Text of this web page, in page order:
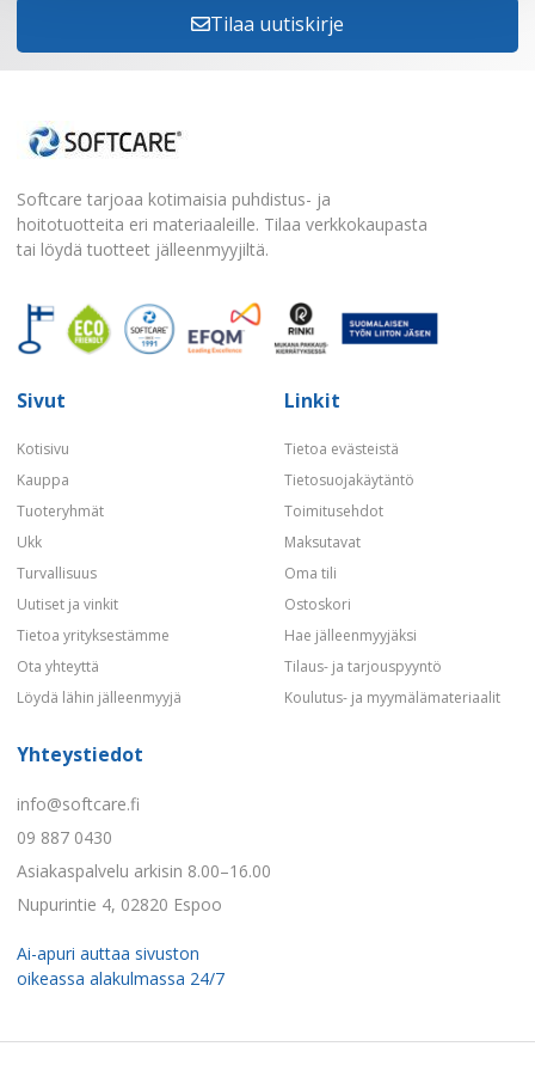
Tilaa uutiskirje
Softcare tarjoaa kotimaisia puhdistus- ja
hoitotuotteita eri materiaaleille. Tilaa verkkokaupasta
tai löydä tuotteet jälleenmyyjiltä.
Sivut
Kotisivu
Kauppa
Tuoteryhmät
Ukk
Turvallisuus
Uutiset ja vinkit
Tietoa yrityksestämme
Ota yhteyttä
Löydä lähin jälleenmyyjä
Linkit
Tietoa evästeistä
Tietosuojakäytäntö
Toimitusehdot
Maksutavat
Oma tili
Ostoskori
Hae jälleenmyyjäksi
Tilaus- ja tarjouspyyntö
Koulutus- ja myymälämateriaalit
Yhteystiedot
info@softcare.fi
09 887 0430
Asiakaspalvelu arkisin 8.00–16.00
Nupurintie 4, 02820 Espoo
Ai-apuri auttaa sivuston
oikeassa alakulmassa 24/7